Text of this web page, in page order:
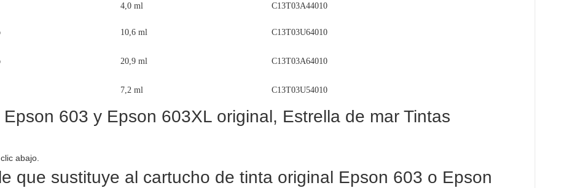
4,0 ml C13T03A44010
10,6 ml C13T03U64010
20,9 ml C13T03A64010
7,2 ml C13T03U54010
603 y Epson 603XL original, Estrella de mar Tintas
abajo.
que sustituye al cartucho de tinta original Epson 603 o Epson